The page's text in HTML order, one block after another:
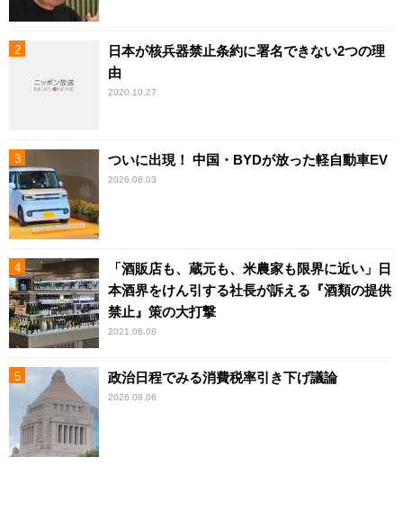
日本が核兵器禁止条約に署名できない2つの理
由
2020.10.27
ついに出現！ 中国・BYDが放った軽自動車EV
2026.08.03
「酒販店も、蔵元も、米農家も限界に近い」日
本酒界をけん引する社長が訴える『酒類の提供
禁止』策の大打撃
2021.06.08
政治日程でみる消費税率引き下げ議論
2026.08.06